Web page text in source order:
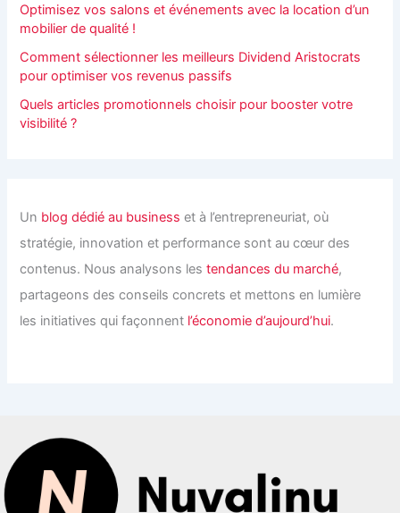
Optimisez vos salons et événements avec la location d’un
mobilier de qualité !
Comment sélectionner les meilleurs Dividend Aristocrats
pour optimiser vos revenus passifs
Quels articles promotionnels choisir pour booster votre
visibilité ?
Un blog dédié au business et à l’entrepreneuriat, où
stratégie, innovation et performance sont au cœur des
contenus. Nous analysons lestendances du marché,
partageons des conseils concrets et mettons en lumière
les initiatives qui façonnent l’économie d’aujourd’hui.